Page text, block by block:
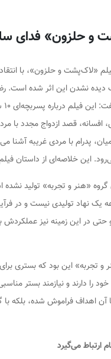
و حلزون» فدای
«لاک‌پشت و حلزون»، با
نشدن این اثر شده است.
قصد ازدواج مجدد با
پدرام با مردی غریبه آشنا
این خلاصه‌ای از داستان
گروه «هنر و تجربه» تولید
یک نهاد تولیدی نیست و در
در این زمینه نیز
و تجربه» این بود که بستری
دارند و نیازمند بستر
اهداف فراموش شده، بلکه
می‌گیرد